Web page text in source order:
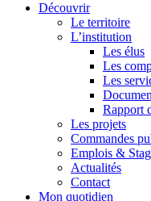
Découvrir
Le territoire
L’institution
Les élus
Les
Les
Rapport
Les projets
Commandes
Emplois &
Actualités
Contact
Mon quotidien